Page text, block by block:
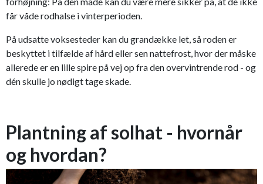
får våde rodhalse i vinterperioden.
På udsatte voksesteder kan du grandække let, så roden er
beskyttet i tilfælde af hård eller sen nattefrost, hvor der måske
allerede er en lille spire på vej op fra den overvintrende rod - og
dén skulle jo nødigt tage skade.
Plantning af solhat - hvornår
og hvordan?